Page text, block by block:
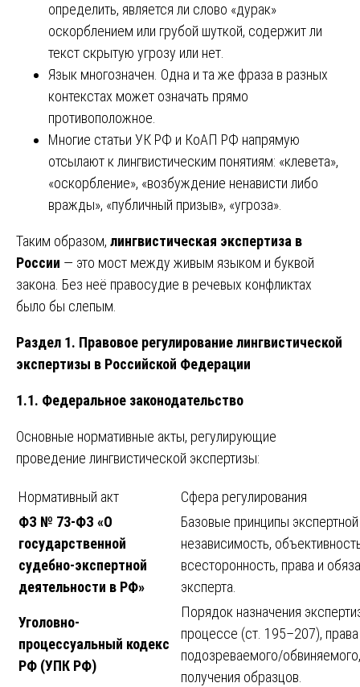
определить, является ли слово «дурак»
оскорблением или грубой шуткой, содержит ли
текст скрытую угрозу или нет.
Язык многозначен. Одна и та же фраза в разных
контекстах может означать прямо
противоположное.
Многие статьи УК РФ и КоАП РФ напрямую
отсылают к лингвистическим понятиям: «клевета»,
«оскорбление», «возбуждение ненависти либо
вражды», «публичный призыв», «угроза».
Таким образом, лингвистическая экспертиза в
России — это мост между живым языком и буквой
закона. Без неё правосудие в речевых конфликтах
было бы слепым.
Раздел 1. Правовое регулирование лингвистической
экспертизы в Российской Федерации
1.1. Федеральное законодательство
Основные нормативные акты, регулирующие
проведение лингвистической экспертизы:
Нормативный акт
Сфера регулирования
ФЗ № 73-ФЗ «О
государственной
судебно-экспертной
деятельности в РФ»
Базовые принципы
независимость,
всесторонность, права и
эксперта.
Уголовно-
процессуальный кодекс
РФ (УПК РФ)
Порядок назначения
процессе (ст. 195–207), права
подозреваемого/
получения образцов.